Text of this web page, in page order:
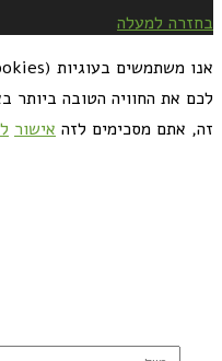
בחזרה למעלה
לכם את החוויה הטובה
זה, אתם מסכימים לזה אישור